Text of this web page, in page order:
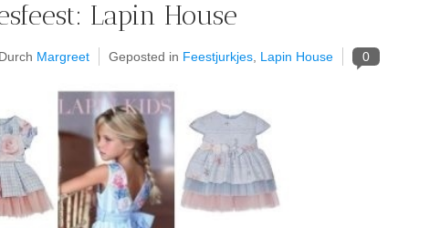
Lapin House
Durch Margreet Geposted in Feestjurkjes Lapin House 0